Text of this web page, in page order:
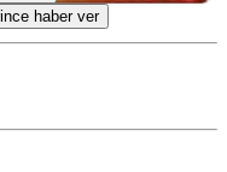
haber ver